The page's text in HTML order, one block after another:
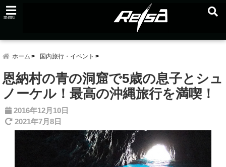
menu
ホーム 国内旅行・イベント
恩納村の青の洞窟で5歳の息子とシュ
ノーケル！最高の沖縄旅行を満喫！
2016年12月10日
2021年7月8日